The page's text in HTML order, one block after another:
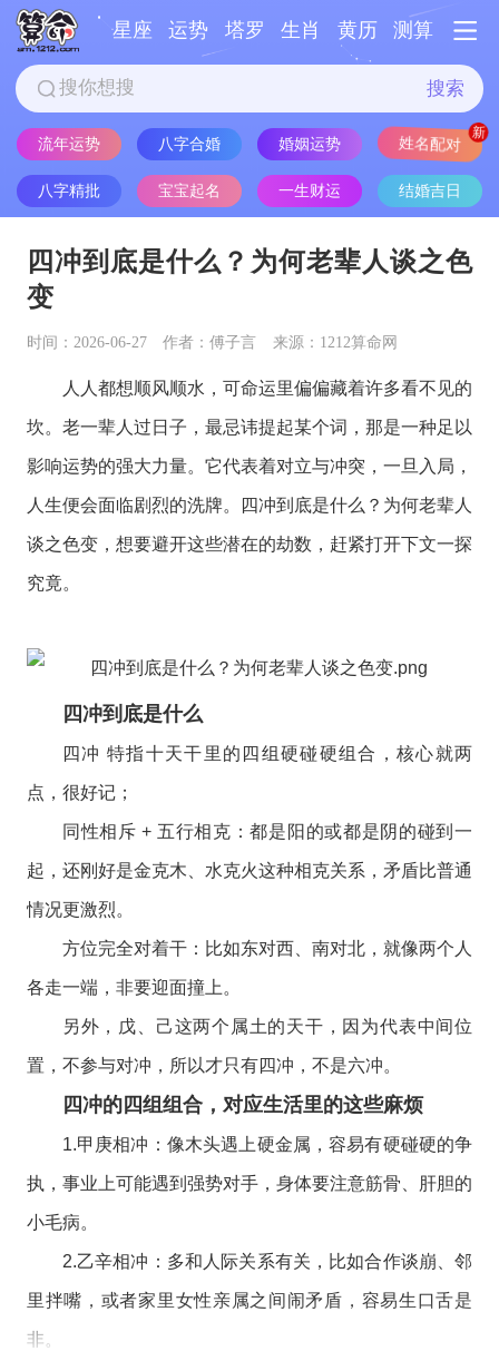
星座 运势 塔罗 生肖 黄历 测算
搜索
流年运势 八字合婚 婚姻运势 姓名配对
八字精批 宝宝起名 一生财运 结婚吉日
四冲到底是什么？为何老辈人谈之色
变
时间：2026-06-27 作者：傅子言 来源：1212算命网
人人都想顺风顺水，可命运里偏偏藏着许多看不见的
坎。老一辈人过日子，最忌讳提起某个词，那是一种足以
影响运势的强大力量。它代表着对立与冲突，一旦入局，
人生便会面临剧烈的洗牌。四冲到底是什么？为何老辈人
谈之色变，想要避开这些潜在的劫数，赶紧打开下文一探
究竟。
四冲到底是什么
四冲 特指十天干里的四组硬碰硬组合，核心就两
点，很好记；
同性相斥 + 五行相克：都是阳的或都是阴的碰到一
起，还刚好是金克木、水克火这种相克关系，矛盾比普通
情况更激烈。
方位完全对着干：比如东对西、南对北，就像两个人
各走一端，非要迎面撞上。
另外，戊、己这两个属土的天干，因为代表中间位
置，不参与对冲，所以才只有四冲，不是六冲。
四冲的四组组合，对应生活里的这些麻烦
1.甲庚相冲：像木头遇上硬金属，容易有硬碰硬的争
执，事业上可能遇到强势对手，身体要注意筋骨、肝胆的
小毛病。
2.乙辛相冲：多和人际关系有关，比如合作谈崩、邻
里拌嘴，或者家里女性亲属之间闹矛盾，容易生口舌是
非。